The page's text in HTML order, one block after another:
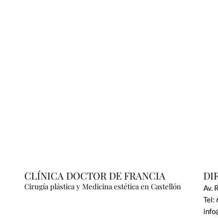
CLÍNICA DOCTOR DE FRANCIA
Cirugía plástica y Medicina estética en Castellón
Av.
Tel: